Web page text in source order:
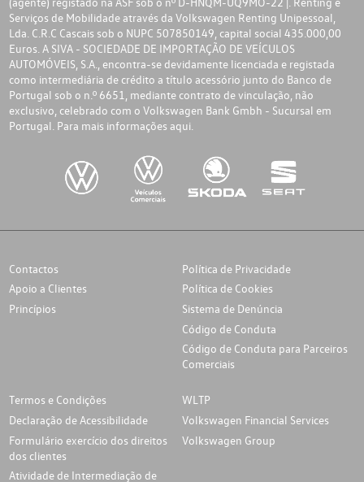
Serviços de Mobilidade através da Volkswagen Renting Unipessoal,
Lda. C.R.C Cascais sob o NUPC 507850149, capital social 435.000,00
Euros. A SIVA - SOCIEDADE DE IMPORTAÇÃO DE VEÍCULOS
AUTOMÓVEIS, S.A., encontra-se devidamente licenciada e registada
como intermediária de crédito a título acessório junto do Banco de
Portugal sob o n.º 6651, mediante contrato de vinculação, não
exclusivo, celebrado com o Volkswagen Bank Gmbh - Sucursal em
Portugal. Para mais informações aqui.
Contactos
Apoio a Clientes
Princípios
Política de Privacidade
Política de Cookies
Sistema de Denúncia
Código de Conduta
Código de Conduta para Parceiros
Comerciais
Termos e Condições
Declaração de Acessibilidade
Formulário exercício dos direitos
dos clientes
Atividade de Intermediação de
WLTP
Volkswagen Financial Services
Volkswagen Group